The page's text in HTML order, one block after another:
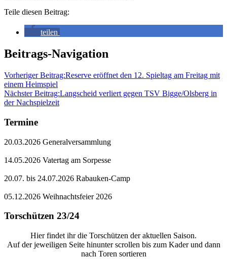
Teile diesen Beitrag:
teilen
Beitrags-Navigation
Vorheriger Beitrag:Reserve eröffnet den 12. Spieltag am Freitag mit
einem Heimspiel
Nächster Beitrag:Langscheid verliert gegen TSV Bigge/Olsberg in
der Nachspielzeit
Termine
20.03.2026 Generalversammlung
14.05.2026 Vatertag am Sorpesse
20.07. bis 24.07.2026 Rabauken-Camp
05.12.2026 Weihnachtsfeier 2026
Torschützen 23/24
Hier findet ihr die Torschützen der aktuellen Saison.
Auf der jeweiligen Seite hinunter scrollen bis zum Kader und dann
nach Toren sortieren